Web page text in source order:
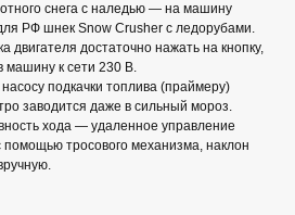
снега с наледью — на машину
РФ шнек Snow Crusher с ледорубами.
двигателя достаточно нажать на кнопку,
машину к сети 230 В.
подкачки топлива (праймеру)
заводится даже в сильный мороз.
хода — удаленное управление
тросового механизма, наклон